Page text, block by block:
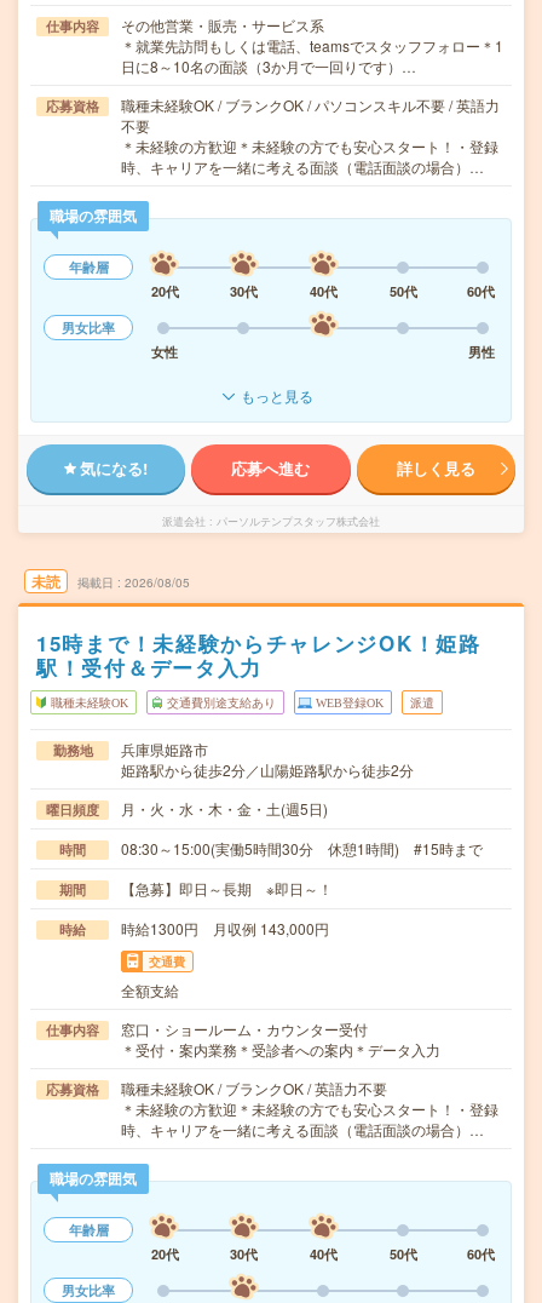
仕事内容
その他営業・販売・サービス系
＊就業先訪問もしくは電話、teamsでスタッフフォロー＊1
日に8～10名の面談（3か月で一回りです）…
応募資格
職種未経験OK / ブランクOK / パソコンスキル不要 / 英語力
不要
＊未経験の方歓迎＊未経験の方でも安心スタート！・登録
時、キャリアを一緒に考える面談（電話面談の場合）…
職場の雰囲気
年齢層
20代
30代 40代 50代
60代
男女比率
女性
男性
もっと見る
気になる! 応募へ進む 詳しく見る
派遣会社 パーソルテンプスタッフ株式会社
未読 掲載日 2026/08/05
15時まで！未経験からチャレンジOK！姫路
駅！受付＆データ入力
職種未経験OK 交通費別途支給あり WEB登録OK 派遣
勤務地
兵庫県姫路市
姫路駅から徒歩2分／山陽姫路駅から徒歩2分
曜日頻度 月・火・水・木・金・土(週5日)
時間 08:30～15:00(実働5時間30分 休憩1時間) #15時まで
期間 【急募】即日～長期 ※即日～！
時給 時給1300円 月収例 143,000円
交通費
全額支給
仕事内容
窓口・ショールーム・カウンター受付
＊受付・案内業務＊受診者への案内＊データ入力
応募資格
職種未経験OK / ブランクOK / 英語力不要
＊未経験の方歓迎＊未経験の方でも安心スタート！・登録
時、キャリアを一緒に考える面談（電話面談の場合）…
職場の雰囲気
年齢層
20代
30代 40代 50代
60代
男女比率